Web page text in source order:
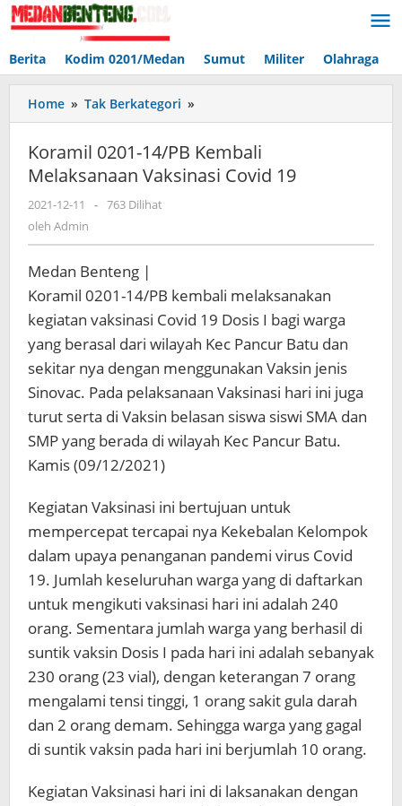
Lewati
ke
Berita Kodim 0201/Medan Sumut Militer Olahraga
Home » Tak Berkategori »
0201-
Kembali
Melaksanaan
Koramil 0201-14/PB Kembali
Melaksanaan Vaksinasi Covid 19
2021-12-11
oleh
- 763 Dilihat
oleh Admin
Medan Benteng |
Koramil 0201-14/PB kembali melaksanakan
kegiatan vaksinasi Covid 19 Dosis I bagi warga
yang berasal dari wilayah Kec Pancur Batu dan
sekitar nya dengan menggunakan Vaksin jenis
Sinovac. Pada pelaksanaan Vaksinasi hari ini juga
turut serta di Vaksin belasan siswa siswi SMA dan
SMP yang berada di wilayah Kec Pancur Batu.
Kamis (09/12/2021)
Kegiatan Vaksinasi ini bertujuan untuk
mempercepat tercapai nya Kekebalan Kelompok
dalam upaya penanganan pandemi virus Covid
19. Jumlah keseluruhan warga yang di daftarkan
untuk mengikuti vaksinasi hari ini adalah 240
orang. Sementara jumlah warga yang berhasil di
suntik vaksin Dosis I pada hari ini adalah sebanyak
230 orang (23 vial), dengan keterangan 7 orang
mengalami tensi tinggi, 1 orang sakit gula darah
dan 2 orang demam. Sehingga warga yang gagal
di suntik vaksin pada hari ini berjumlah 10 orang.
Kegiatan Vaksinasi hari ini di laksanakan dengan